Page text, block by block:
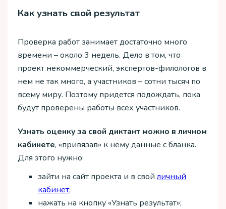
Как узнать свой результат
Проверка работ занимает достаточно много
времени – около 3 недель. Дело в том, что
проект некоммерческий, экспертов-филологов в
нем не так много, а участников – сотни тысяч по
всему миру. Поэтому придется подождать, пока
будут проверены работы всех участников.
Узнать оценку за свой диктант можно в личном
кабинете, «привязав» к нему данные с бланка.
Для этого нужно:
зайти на сайт проекта и в свой личный
кабинет;
нажать на кнопку «Узнать результат»;